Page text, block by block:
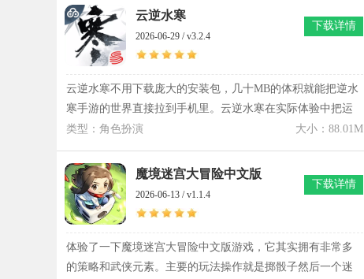
云逆水寒
2026-06-29 / v3.2.4
云逆水寒不用下载庞大的安装包，几十MB的体积就能把逆水
寒手游的世界直接拉到手机里。云逆水寒在实际体验中把运
行压力全部转移到云端处理，手机只负责显示画面和操作反
馈，即使玩家的游戏设备配置一般，也能顺畅进入大宋江
湖。云逆水寒的存在让空间紧张的设备也能安心体验开放世
界内容，进入速度很快，点开就能继续江湖旅程。云逆水寒
除了基础游玩，还加入云庄园玩法，提前设计庄园布局，生
成图纸后可以在正式版本中继续使用，创意可以提前保存下
来。整个游戏体验主打一个随时能进入的云端江湖入口，轻
便但内容承载完整。
大小：88.01M
类型：角色扮演
下载详情
魔境迷宫大冒险中文版
2026-06-13 / v1.1.4
体验了一下魔境迷宫大冒险中文版游戏，它其实拥有非常多
的策略和武侠元素。主要的玩法操作就是掷骰子然后一个迷
下载详情